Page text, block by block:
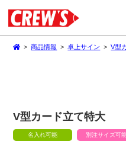
>商品情報 >卓上サイン >V型
V型カード立て特大
名入れ可能 別注サイズ可